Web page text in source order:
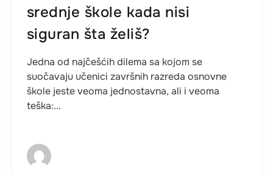
srednje škole kada nisi
siguran šta želiš?
Jedna od najčešćih dilema sa kojom se
suočavaju učenici završnih razreda osnovne
škole jeste veoma jednostavna, ali i veoma
teška:...